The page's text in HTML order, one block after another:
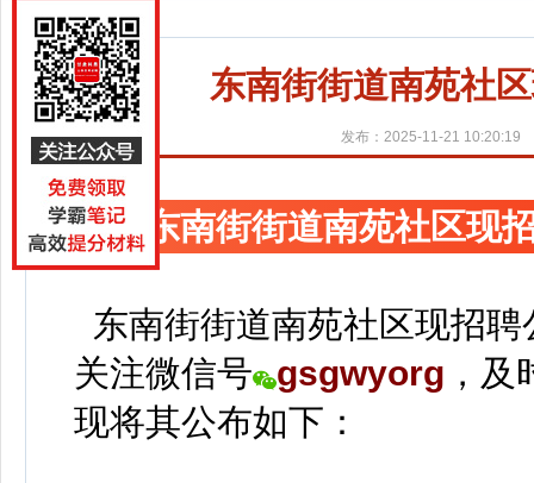
东南街街道南苑社
发布：2025-11-21 10:20:19
东南街街道南苑社区现
东南街街道南苑社区现招
关注微信号 gsgwyorg ， 及
现将其公布如下：